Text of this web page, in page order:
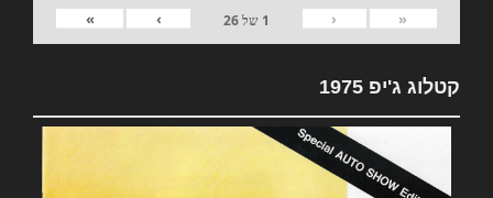
«
‹
1 של26
›
»
קטלוג ג'יפ 1975